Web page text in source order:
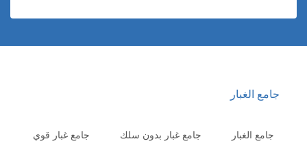
الغبار
جامع الغبار جامع غبار بدون سلك جامع غبار قوي